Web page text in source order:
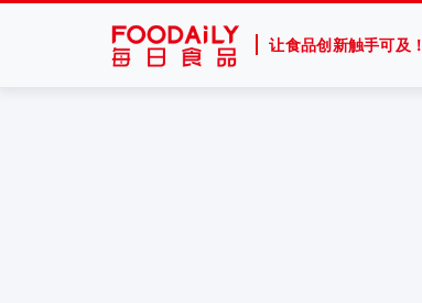
让食品创新触手可及！